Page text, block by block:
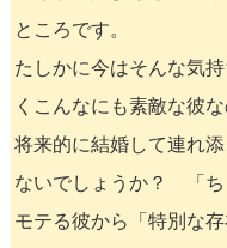
ところです。
たしかに今はそんな気
くこんなにも素敵な彼
将来的に結婚して連れ
ないでしょうか？ 「ち
モテる彼から「特別な